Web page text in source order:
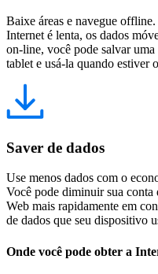
Baixe áreas e navegue
Internet é lenta, os dados
on-line, você pode salvar
tablet e usá-la quando estiver
Saver de dados
Use menos dados com o
Você pode diminuir sua conta
Web mais rapidamente em
de dados que seu dispositivo
Onde você pode obter a